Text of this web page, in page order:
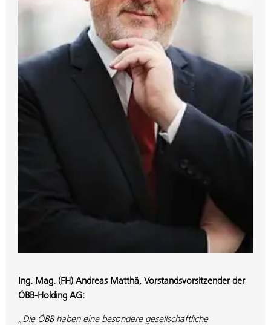
Ing. Mag. (FH) Andreas Matthä, Vorstandsvorsitzender der
ÖBB-Holding AG:
„Die ÖBB haben eine besondere gesellschaftliche